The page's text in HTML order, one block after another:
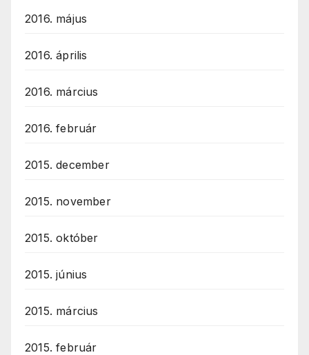
2016. május
2016. április
2016. március
2016. február
2015. december
2015. november
2015. október
2015. június
2015. március
2015. február